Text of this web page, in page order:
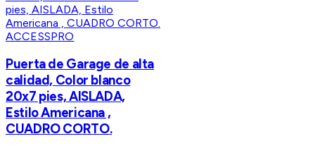
ACCESSPRO
Puerta de Garage de alta
calidad, Color blanco
20x7 pies, AISLADA,
Estilo Americana ,
CUADRO CORTO.